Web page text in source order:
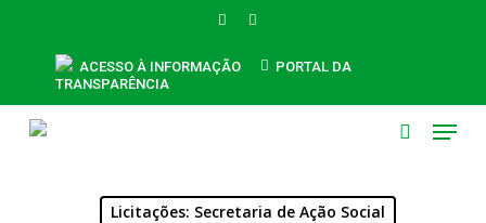
FACEBOOKINSTAGRAM
ACESSO À INFORMAÇÃO
PORTAL DA
TRANSPARÊNCIA
Menu
Licitações: Secretaria de Ação Social